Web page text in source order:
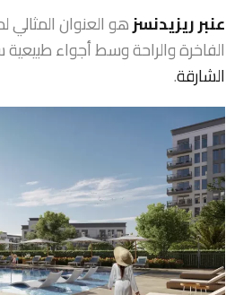
عنبر ريزيدنسزهو العنوان
الفاخرة والراحة وسط أجواء
الشارقة.